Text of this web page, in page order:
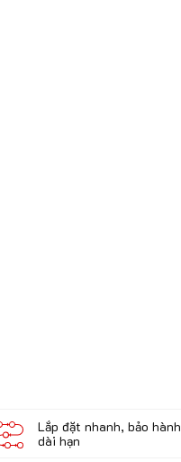
Lắp đặt nhanh, bảo hành
dài hạn